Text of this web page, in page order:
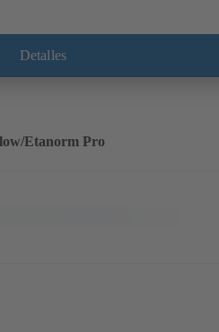
Detalles
Etanorm Pro